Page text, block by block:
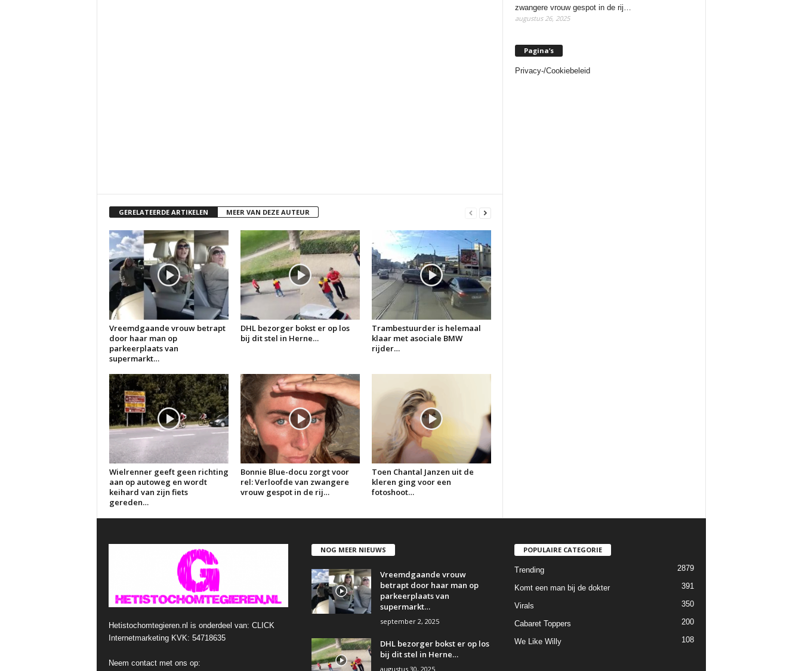
GERELATEERDE ARTIKELEN MEER VAN DEZE AUTEUR
Vreemdgaande vrouw betrapt
door haar man op
parkeerplaats van
supermarkt…
DHL bezorger bokst er op los
bij dit stel in Herne…
Trambestuurder is helemaal
klaar met asociale BMW
rijder…
Wielrenner geeft geen richting
aan op autoweg en wordt
keihard van zijn fiets
gereden…
Bonnie Blue-docu zorgt voor
rel: Verloofde van zwangere
vrouw gespot in de rij…
Toen Chantal Janzen uit de
kleren ging voor een
fotoshoot…
zwangere vrouw gespot in de rij…
augustus 26, 2025
Pagina’s
Privacy-/Cookiebeleid
Hetistochomtegieren.nl is onderdeel van: CLICK
Internetmarketing KVK: 54718635
Neem contact met ons op:
NOG MEER NIEUWS
Vreemdgaande vrouw
betrapt door haar man op
parkeerplaats van
supermarkt…
september 2, 2025
DHL bezorger bokst er op los
bij dit stel in Herne…
augustus 30, 2025
POPULAIRE CATEGORIE
Trending 2879
Komt een man bij de dokter 391
Virals 350
Cabaret Toppers 200
We Like Willy 108